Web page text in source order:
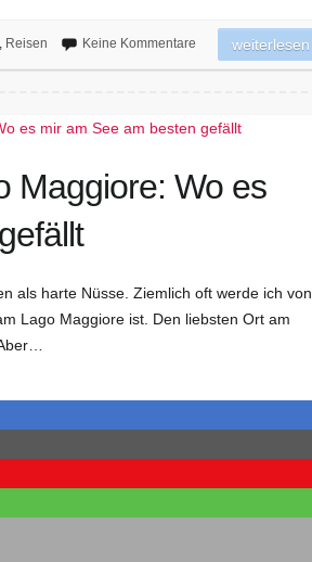
, Reisen Keine Kommentare weiterlesen
Maggiore: Wo es
als harte Nüsse. Ziemlich oft werde ich von
Lago Maggiore ist. Den liebsten Ort am